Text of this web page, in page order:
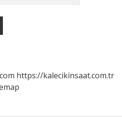
https://kalecikinsaat.com.tr